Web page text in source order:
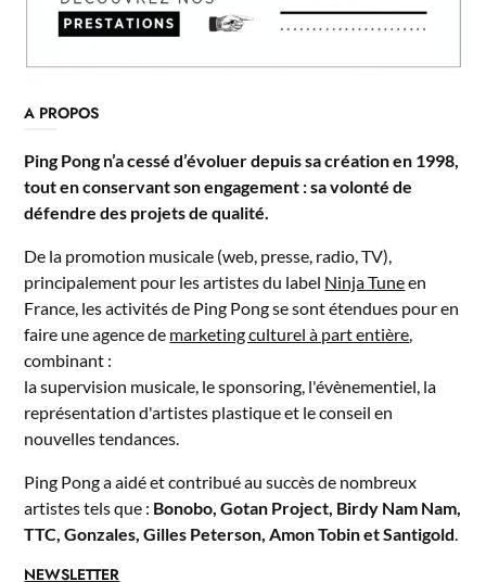
A PROPOS
Ping Pong n’a cessé d’évoluer depuis sa création en 1998,
tout en conservant son engagement : sa volonté de
défendre des projets de qualité.
De la promotion musicale (web, presse, radio, TV),
principalement pour les artistes du label Ninja Tuneen
France, les activités de Ping Pong se sont étendues pour en
faire une agence de marketing culturel à part entière
combinant :
la supervision musicale, le sponsoring, l'évènementiel, la
représentation d'artistes plastique et le conseil en
nouvelles tendances.
Ping Pong a aidé et contribué au succès de nombreux
artistes tels que : Bonobo, Gotan Project, Birdy Nam Nam,
TTC, Gonzales, Gilles Peterson, Amon Tobin et Santigold
NEWSLETTER